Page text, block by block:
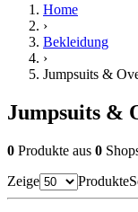
Home
›
Bekleidung
›
Jumpsuits &
Jumpsuits &
0 Produkte aus 0
Zeige
Produkte